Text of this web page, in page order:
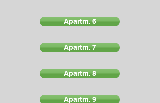
Apartm. 6
Apartm. 7
Apartm. 8
Apartm. 9